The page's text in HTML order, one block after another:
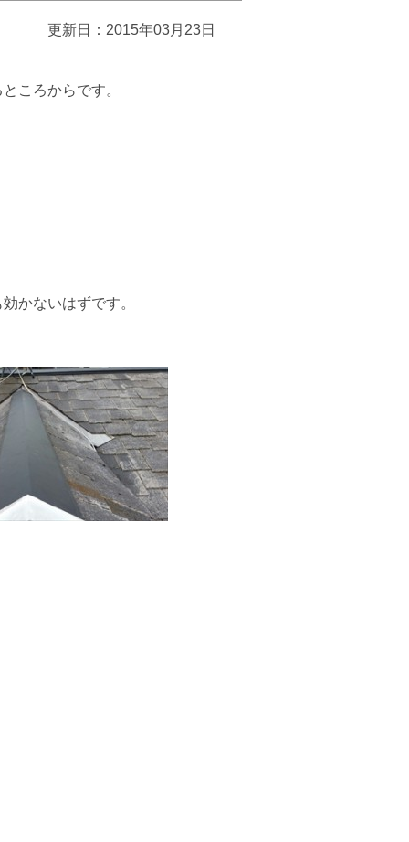
更新日：2015年03月23日
ころからです。
かないはずです。